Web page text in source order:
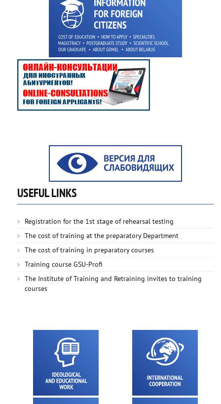
USEFUL LINKS
Registration for the 1st stage of rehearsal testing
The cost of training at the preparatory Department
The cost of training in preparatory courses
Training course GSU-Profi
The Institute of Training and Retraining invites to training
courses